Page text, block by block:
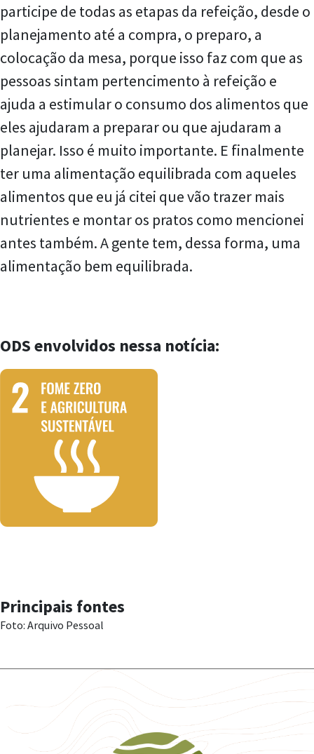
participe de todas as etapas da refeição, desde o
planejamento até a compra, o preparo, a
colocação da mesa, porque isso faz com que as
pessoas sintam pertencimento à refeição e
ajuda a estimular o consumo dos alimentos que
eles ajudaram a preparar ou que ajudaram a
planejar. Isso é muito importante. E finalmente
ter uma alimentação equilibrada com aqueles
alimentos que eu já citei que vão trazer mais
nutrientes e montar os pratos como mencionei
antes também. A gente tem, dessa forma, uma
alimentação bem equilibrada.
ODS envolvidos nessa notícia:
Principais fontes
Foto: Arquivo Pessoal